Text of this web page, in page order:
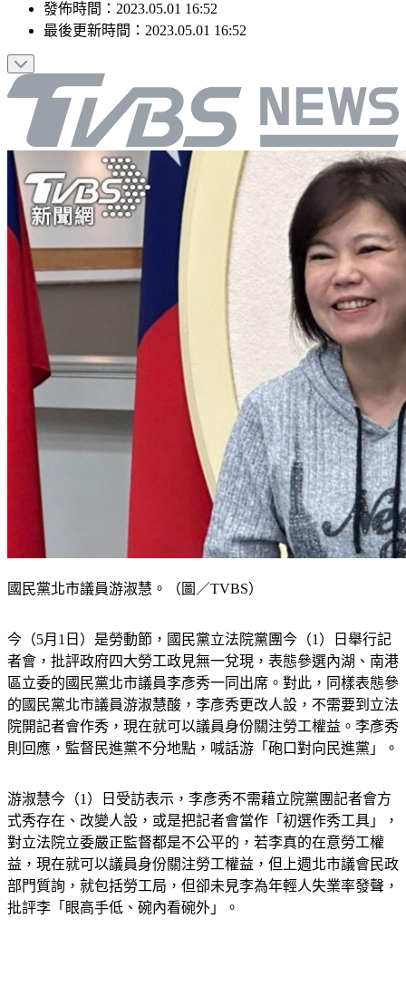
發佈時間： 2023.05.01 16:52
最後更新時間： 2023.05.01 16:52
國民黨北市議員游淑慧。（圖／TVBS）
今（5月1日）是勞動節，國民黨立法院黨團今（1）日舉行記
者會，批評政府四大勞工政見無一兌現，表態參選內湖、南港
區立委的國民黨北市議員李彥秀一同出席。對此，同樣表態參
的國民黨北市議員游淑慧酸，李彥秀更改人設，不需要到立法
院開記者會作秀，現在就可以議員身份關注勞工權益。李彥秀
則回應，監督民進黨不分地點，喊話游「砲口對向民進黨」。
游淑慧今（1）日受訪表示，李彥秀不需藉立院黨團記者會方
式秀存在、改變人設，或是把記者會當作「初選作秀工具」，
對立法院立委嚴正監督都是不公平的，若李真的在意勞工權
益，現在就可以議員身份關注勞工權益，但上週北市議會民政
部門質詢，就包括勞工局，但卻未見李為年輕人失業率發聲，
批評李「眼高手低、碗內看碗外」。